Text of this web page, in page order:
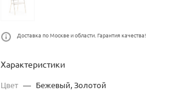
Доставка по Москве и области. Гарантия качества!
Характеристики
Цвет — Бежевый, Золотой